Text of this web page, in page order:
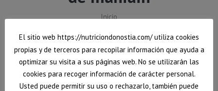
Estás aquí:
Inicio
El sitio web https://nutriciondonostia.com/ utiliza cookies
propias y de terceros para recopilar información que ayuda a
optimizar su visita a sus páginas web. No se utilizarán las
cookies para recoger información de carácter personal.
Usted puede permitir su uso o rechazarlo, también puede